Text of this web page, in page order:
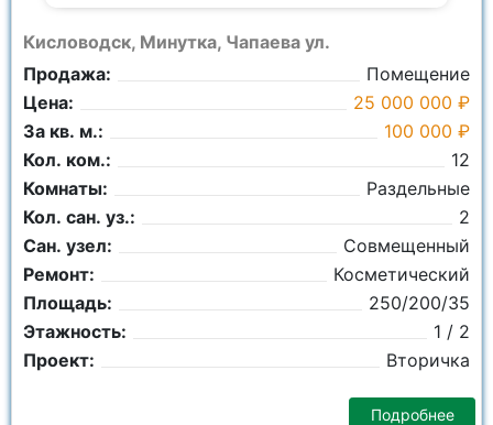
Кисловодск, Минутка, Чапаева ул.
Продажа:
Помещение
Цена:
25 000 000 ₽
За кв. м.:
100 000 ₽
Кол. ком.:
12
Комнаты:
Раздельные
Кол. сан. уз.:
2
Сан. узел:
Совмещенный
Ремонт:
Косметический
Площадь:
250/200/35
Этажность:
1 / 2
Проект:
Вторичка
Подробнее